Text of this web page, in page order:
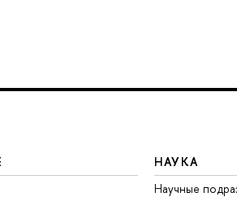
НАУКА
Научные